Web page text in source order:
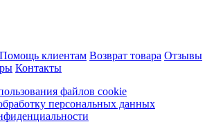
Помощь клиентам Возврат товара Отзывы
Контакты
файлов cookie
персональных данных